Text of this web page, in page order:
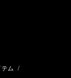
ム /